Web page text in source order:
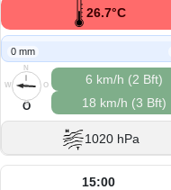
26.7°C
0 mm
N
O
S
W
O
6 km/h (2 Bft)
18 km/h (3 Bft)
1020 hPa
15:00